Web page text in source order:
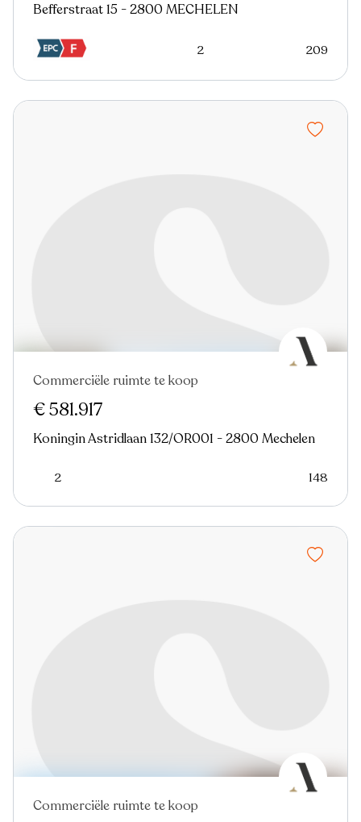
Befferstraat 15 - 2800 MECHELEN
2 209
Commerciële ruimte te koop
€ 581.917
Koningin Astridlaan 132/OR001 - 2800 Mechelen
2 148
Commerciële ruimte te koop